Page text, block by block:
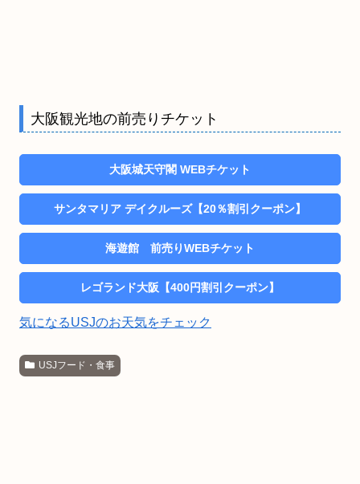
大阪観光地の前売りチケット
大阪城天守閣 WEBチケット
サンタマリア デイクルーズ【20％割引クーポン】
海遊館 前売りWEBチケット
レゴランド大阪【400円割引クーポン】
気になるUSJのお天気をチェック
USJフード・食事